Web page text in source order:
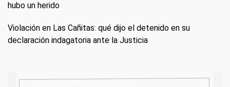
hubo un herido
Violación en Las Cañitas: qué dijo el detenido en su
declaración indagatoria ante la Justicia